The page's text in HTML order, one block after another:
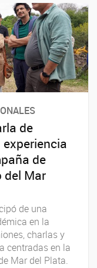
de
de
del Mar
de una
en la
charlas y
centradas en la
Mar del Plata.